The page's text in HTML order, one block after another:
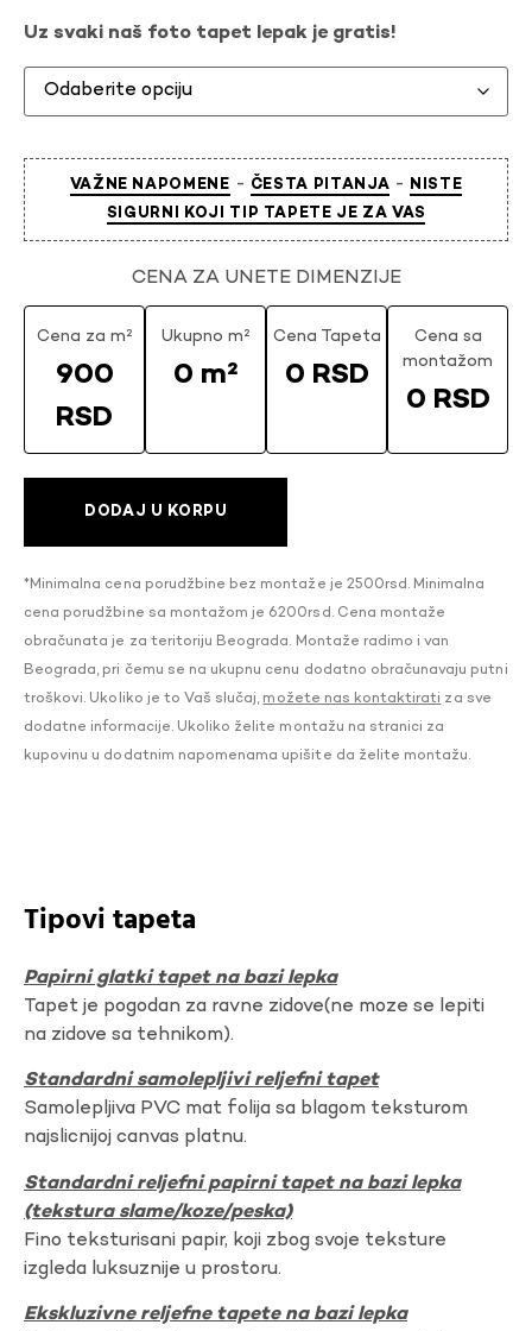
Uz svaki naš foto tapet lepak je gratis!
VAŽNE NAPOMENE - ČESTA PITANJA - NISTE
SIGURNI KOJI TIP TAPETE JE ZA VAS
CENA ZA UNETE DIMENZIJE
Cena za m²
900
RSD
Ukupno m²
0 m²
Cena Tapeta
0 RSD
Cena sa
montažom
0 RSD
DODAJ U KORPU
*Minimalna cena porudžbine bez montaže je 2500rsd. Minimalna
cena porudžbine sa montažom je 6200rsd. Cena montaže
obračunata je za teritoriju Beograda. Montaže radimo i van
Beograda, pri čemu se na ukupnu cenu dodatno obračunavaju putni
troškovi. Ukoliko je to Vaš slučaj, možete nas kontaktirati za sve
dodatne informacije. Ukoliko želite montažu na stranici za
kupovinu u dodatnim napomenama upišite da želite montažu.
Tipovi tapeta
Papirni glatki tapet na bazi lepka
Tapet je pogodan za ravne zidove(ne moze se lepiti
na zidove sa tehnikom).
Standardni samolepljivi reljefni tapet
Samolepljiva PVC mat folija sa blagom teksturom
najslicnijoj canvas platnu.
Standardni reljefni papirni tapet na bazi lepka
(tekstura slame/koze/peska)
Fino teksturisani papir, koji zbog svoje teksture
izgleda luksuznije u prostoru.
Ekskluzivne reljefne tapete na bazi lepka